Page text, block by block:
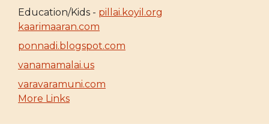
Education/Kids - pillai.koyil.org
kaarimaaran.com
ponnadi.blogspot.com
vanamamalai.us
varavaramuni.com
More Links